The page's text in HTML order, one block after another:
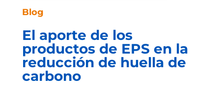
Blog
El aporte de los
productos de EPS en la
reducción de huella de
carbono